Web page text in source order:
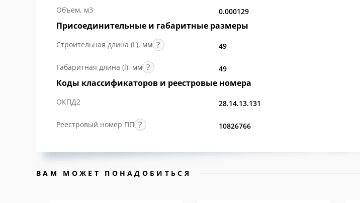
Объем, м3 0.000129
Присоединительные и габаритные размеры
Строительная длина (L), мм 49
Габаритная длина (l), мм 49
Коды классификаторов и реестровые номера
ОКПД2 28.14.13.131
Реестровый номер ПП 10826766
ВАМ МОЖЕТ ПОНАДОБИТЬСЯ